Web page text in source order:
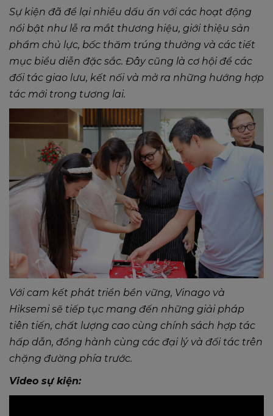
Sự kiện đã để lại nhiều dấu ấn với các hoạt động
nổi bật như lễ ra mắt thương hiệu, giới thiệu sản
phẩm chủ lực, bốc thăm trúng thưởng và các tiết
mục biểu diễn đặc sắc. Đây cũng là cơ hội để các
đối tác giao lưu, kết nối và mở ra những hướng hợp
tác mới trong tương lai.
Với cam kết phát triển bền vững, Vinago và
Hiksemi sẽ tiếp tục mang đến những giải pháp
tiên tiến, chất lượng cao cùng chính sách hợp tác
hấp dẫn, đồng hành cùng các đại lý và đối tác trên
chặng đường phía trước.
Video sự kiện: